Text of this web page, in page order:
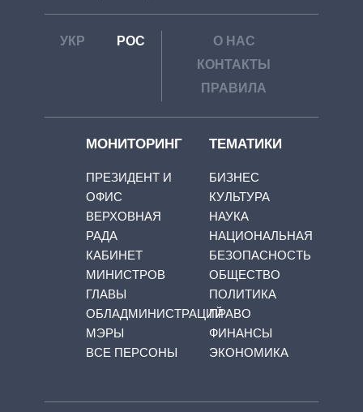
УКР РОС
О НАС
КОНТАКТЫ
ПРАВИЛА
МОНИТОРИНГ
ПРЕЗИДЕНТ И
ОФИС
ВЕРХОВНАЯ
РАДА
КАБИНЕТ
МИНИСТРОВ
ГЛАВЫ
ОБЛАДМИНИСТРАЦИЙ
МЭРЫ
ВСЕ ПЕРСОНЫ
ТЕМАТИКИ
БИЗНЕС
КУЛЬТУРА
НАУКА
НАЦИОНАЛЬНАЯ
БЕЗОПАСНОСТЬ
ОБЩЕСТВО
ПОЛИТИКА
ПРАВО
ФИНАНСЫ
ЭКОНОМИКА